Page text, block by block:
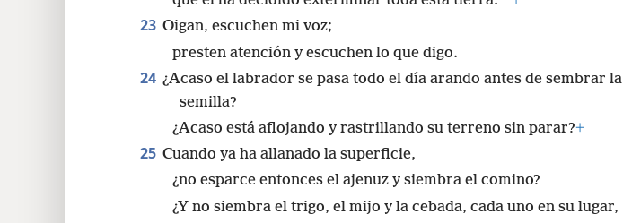
23 Oigan, escuchen mi voz;
presten atención y escuchen lo que digo.
24 ¿Acaso el labrador se pasa todo el día arando antes de sembrar la
semilla?
¿Acaso está aflojando y rastrillando su terreno sin parar?+
25 Cuando ya ha allanado la superficie,
¿no esparce entonces el ajenuz y siembra el comino?
¿Y no siembra el trigo, el mijo y la cebada, cada uno en su lugar,